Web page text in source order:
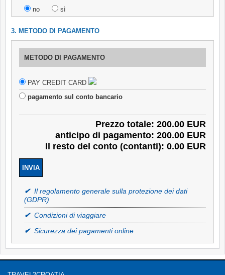
no sì
3. METODO DI PAGAMENTO
METODO DI PAGAMENTO
PAY CREDIT CARD
pagamento sul conto bancario
Prezzo totale: 200.00 EUR
anticipo di pagamento: 200.00 EUR
Il resto del conto (contanti): 0.00 EUR
✔ Il regolamento generale sulla protezione dei dati
(GDPR)
✔ Condizioni di viaggiare
✔ Sicurezza dei pagamenti online